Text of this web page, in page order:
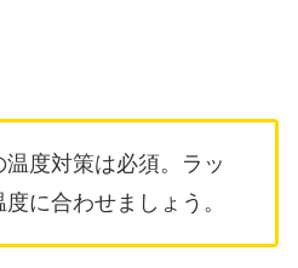
度対策は必須。ラッ
に合わせましょう。